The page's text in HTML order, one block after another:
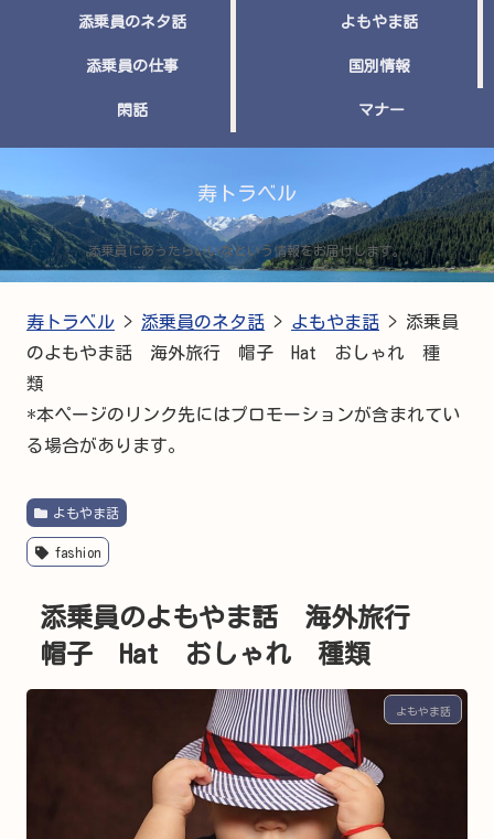
寿トラベル
添乗員にあったらいいなという情報をお届けします。
添乗員のネタ話 よもやま話
添乗員の仕事 国別情報
閑話 マナー
寿トラベル > 添乗員のネタ話 > よもやま話 > 添乗員
のよもやま話 海外旅行 帽子 Hat おしゃれ 種
類
*本ページのリンク先にはプロモーションが含まれてい
る場合があります。
よもやま話
fashion
添乗員のよもやま話 海外旅行
帽子 Hat おしゃれ 種類
よもやま話